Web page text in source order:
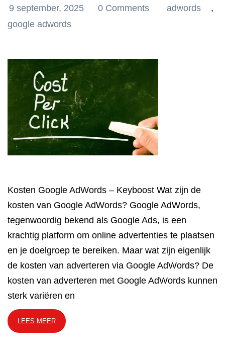
9 september, 2025 0 Comments adwords
,
google adwords
Kosten Google AdWords – Keyboost Wat zijn de
kosten van Google AdWords? Google AdWords,
tegenwoordig bekend als Google Ads, is een
krachtig platform om online advertenties te plaatsen
en je doelgroep te bereiken. Maar wat zijn eigenlijk
de kosten van adverteren via Google AdWords? De
kosten van adverteren met Google AdWords kunnen
sterk variëren en
LEES MEER